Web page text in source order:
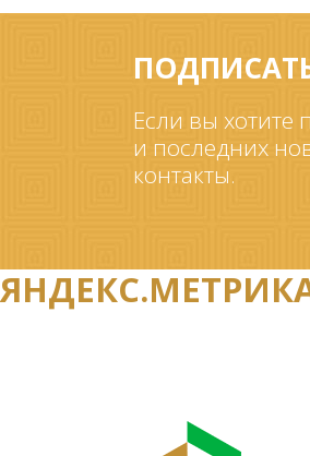
Если вы хотите
и последних
контакты.